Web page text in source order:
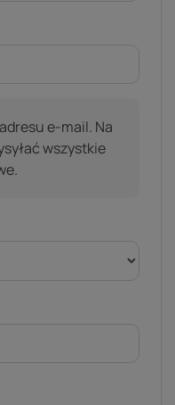
e-mail. Na
wszystkie